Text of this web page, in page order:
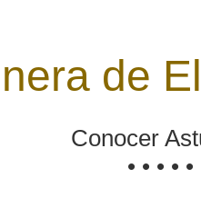
de
Conocer
• • • • •